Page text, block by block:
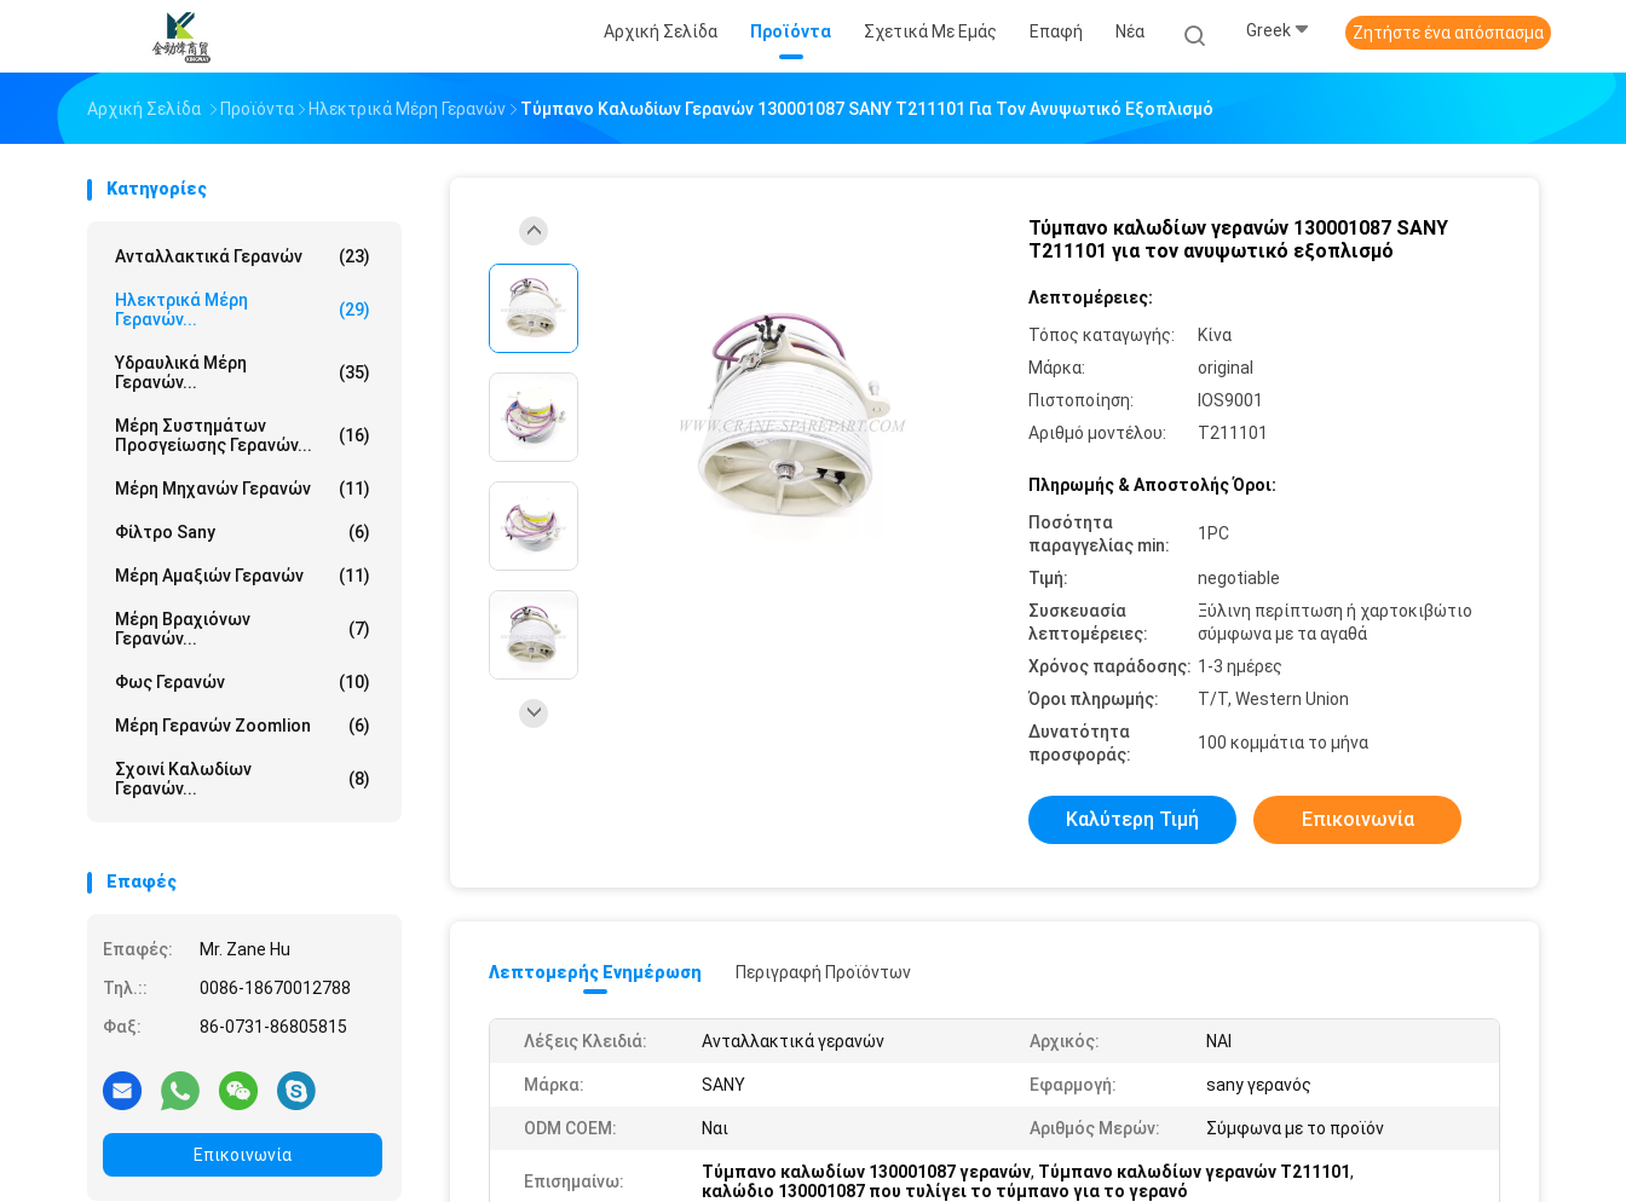
Αρχική Σελίδα Προϊόντα Σχετικά Με Εμάς Επαφή Νέα Greek Ζητήστε ένα απόσπασμα
Αρχική Σελίδα Προϊόντα Ηλεκτρικά Μέρη Γερανών Τύμπανο Καλωδίων Γερανών 130001087 SANY T211101 Για Τον Ανυψωτικό Εξοπλισμό
Κατηγορίες
Ανταλλακτικά Γερανών (23)
Ηλεκτρικά Μέρη
Γερανών...
(29)
Υδραυλικά Μέρη
Γερανών...
(35)
Μέρη Συστημάτων
Προσγείωσης Γερανών...
(16)
Μέρη Μηχανών Γερανών (11)
Φίλτρο Sany (6)
Μέρη Αμαξιών Γερανών (11)
Μέρη Βραχιόνων
Γερανών...
(7)
Φως Γερανών (10)
Μέρη Γερανών Zoomlion (6)
Σχοινί Καλωδίων
Γερανών...
(8)
Επαφές
Επαφές:
Mr. Zane Hu
Τηλ.::
0086-18670012788
Φαξ:
86-0731-86805815
Επικοινωνία
Τύμπανο καλωδίων γερανών 130001087 SANY
T211101 για τον ανυψωτικό εξοπλισμό
Λεπτομέρειες:
Τόπος καταγωγής:
Κίνα
Μάρκα:
original
Πιστοποίηση:
IOS9001
Αριθμό μοντέλου:
T211101
Πληρωμής & Αποστολής Όροι:
Ποσότητα
παραγγελίας min:
1PC
Τιμή:
negotiable
Συσκευασία
λεπτομέρειες:
Ξύλινη περίπτωση ή χαρτοκιβώτιο
σύμφωνα με τα αγαθά
Χρόνος παράδοσης: 1-3 ημέρες
Όροι πληρωμής:
T/T, Western Union
Δυνατότητα
προσφοράς:
100 κομμάτια το μήνα
Καλύτερη Τιμή Επικοινωνία
Λεπτομερής Ενημέρωση Περιγραφή Προϊόντων
Λέξεις Κλειδιά: Ανταλλακτικά γερανών Αρχικός: ΝΑΙ
Μάρκα: SANY Εφαρμογή: sany γερανός
ODM COEM: Ναι Αριθμός Μερών: Σύμφωνα με το προϊόν
Επισημαίνω: Τύμπανο καλωδίων 130001087 γερανών, Τύμπανο καλωδίων γερανών T211101,
καλώδιο 130001087 που τυλίγει το τύμπανο για το γερανό